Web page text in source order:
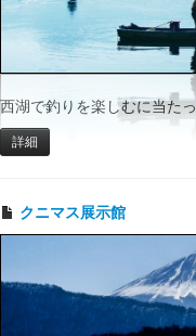
西湖で釣りを楽しむに当た
詳細
クニマス展示館